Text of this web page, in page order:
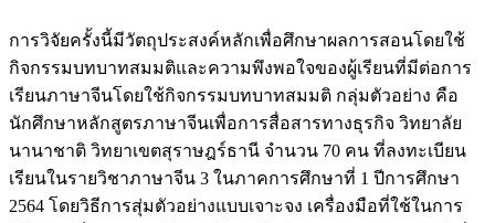
การวิจัยครั้งนี้มีวัตถุประสงค์หลักเพื่อศึกษาผลการสอนโดยใช้
กิจกรรมบทบาทสมมติและความพึงพอใจของผู้เรียนที่มีต่อการ
เรียนภาษาจีนโดยใช้กิจกรรมบทบาทสมมติ กลุ่มตัวอย่าง คือ
นักศึกษาหลักสูตรภาษาจีนเพื่อการสื่อสารทางธุรกิจ วิทยาลัย
นานาชาติ วิทยาเขตสุราษฎร์ธานี จำนวน 70 คน ที่ลงทะเบียน
เรียนในรายวิชาภาษาจีน 3 ในภาคการศึกษาที่ 1 ปีการศึกษา
2564 โดยวิธีการสุ่มตัวอย่างแบบเจาะจง เครื่องมือที่ใช้ในการ